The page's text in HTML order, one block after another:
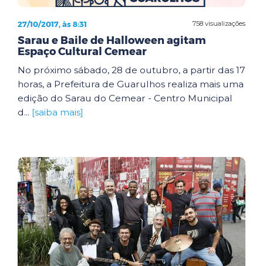
758 visualizações
27/10/2017, às 8:31
Sarau e Baile de Halloween agitam
Espaço Cultural Cemear
No próximo sábado, 28 de outubro, a partir das 17
horas, a Prefeitura de Guarulhos realiza mais uma
edição do Sarau do Cemear - Centro Municipal
d... [saiba mais]